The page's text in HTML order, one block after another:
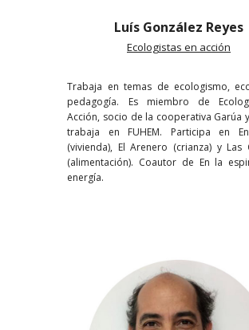
Luís González Reyes
Ecologistas en acción
Trabaja en temas de ecologismo,
pedagogía. Es miembro de
Acción, socio de la cooperativa Garúa
trabaja en FUHEM. Participa en
(vivienda), El Arenero (crianza) y Las
(alimentación). Coautor de En la
energía.